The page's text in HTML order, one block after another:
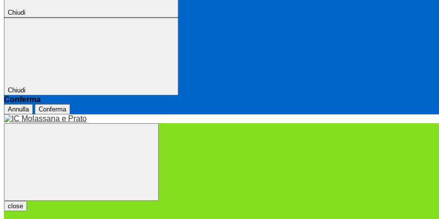
Chiudi
Chiudi
Conferma
Annulla Conferma
close